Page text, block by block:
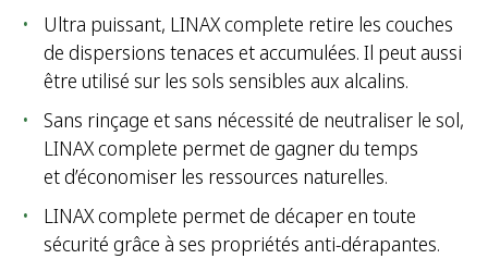
Ultra puissant, LINAX complete retire les couches
de dispersions tenaces et accumulées. Il peut aussi
être utilisé sur les sols sensibles aux alcalins.
Sans rinçage et sans nécessité de neutraliser le sol,
LINAX complete permet de gagner du temps
et d’économiser les ressources naturelles.
LINAX complete permet de décaper en toute
sécurité grâce à ses propriétés anti-dérapantes.